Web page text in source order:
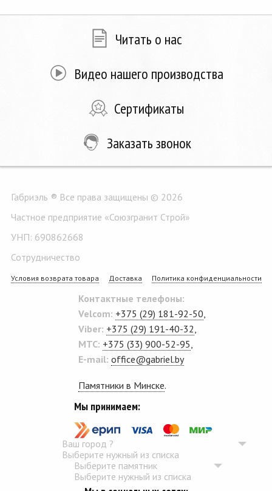
Читать о нас
Видео нашего производства
Сертификаты
Заказать звонок
Габриэль ® Все права защищены © 2026
Частное предприятие «Союзгранит Строй»
УНП: 690862668
Сотрудничество
Условия возврата товара Доставка Политика конфиденциальности
Контактные телефоны:
Velcom: +375 (29) 181-92-50
Viber: +375 (29) 191-40-32
MTC: +375 (33) 900-52-95
E-mail: office@gabriel.by
Памятники в Минске.
Мы принимаем:
Ваш город ?
Выберите нужный из списка
Выберите памятник
Выберите нужный из списка